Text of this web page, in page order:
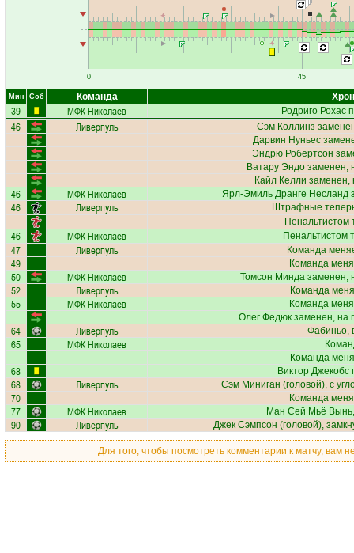
0 45
Мин Соб Команда
39 МФК Николаев Родриго Рохас
46 Ливерпуль Сэм Коллинз
Дарвин Нуньес
Эндрю Робертсон
Ватару Эндозаменен,
Кайл Келли заменен,
46 МФК Николаев Ярл-Эмиль Дранге Несланд
46 Ливерпуль
Штрафные
Пенальтистом
46 МФК Николаев Пенальтистом
47 Ливерпуль Команда
49 Команда
50 МФК Николаев Томсон Миндазаменен,
52 Ливерпуль Команда
55 МФК Николаев
Команда
Олег Федюкзаменен, на
64 Ливерпуль Фабиньо,
65 МФК Николаев
Команда
68 Виктор Джекобс
68 Ливерпуль Сэм Миниган (головой), с
70 Команда
77 МФК Николаев Ман Сей Мьё Вынь
90 Ливерпуль Джек Сэмпсон (головой),
Для того, чтобы посмотреть комментарии к матчу, вам